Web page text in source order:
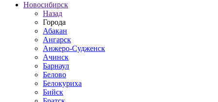
Новосибирск
Назад
Города
Абакан
Ангарск
Анжеро-Судженск
Ачинск
Барнаул
Белово
Белокуриха
Бийск